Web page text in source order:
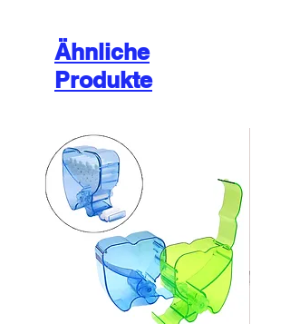
Dieser Artikel erleichtert Zahnärzten
die Arbeit.
Bitte beachten Sie das beigefügte Bild.
Ähnliche
Produkte